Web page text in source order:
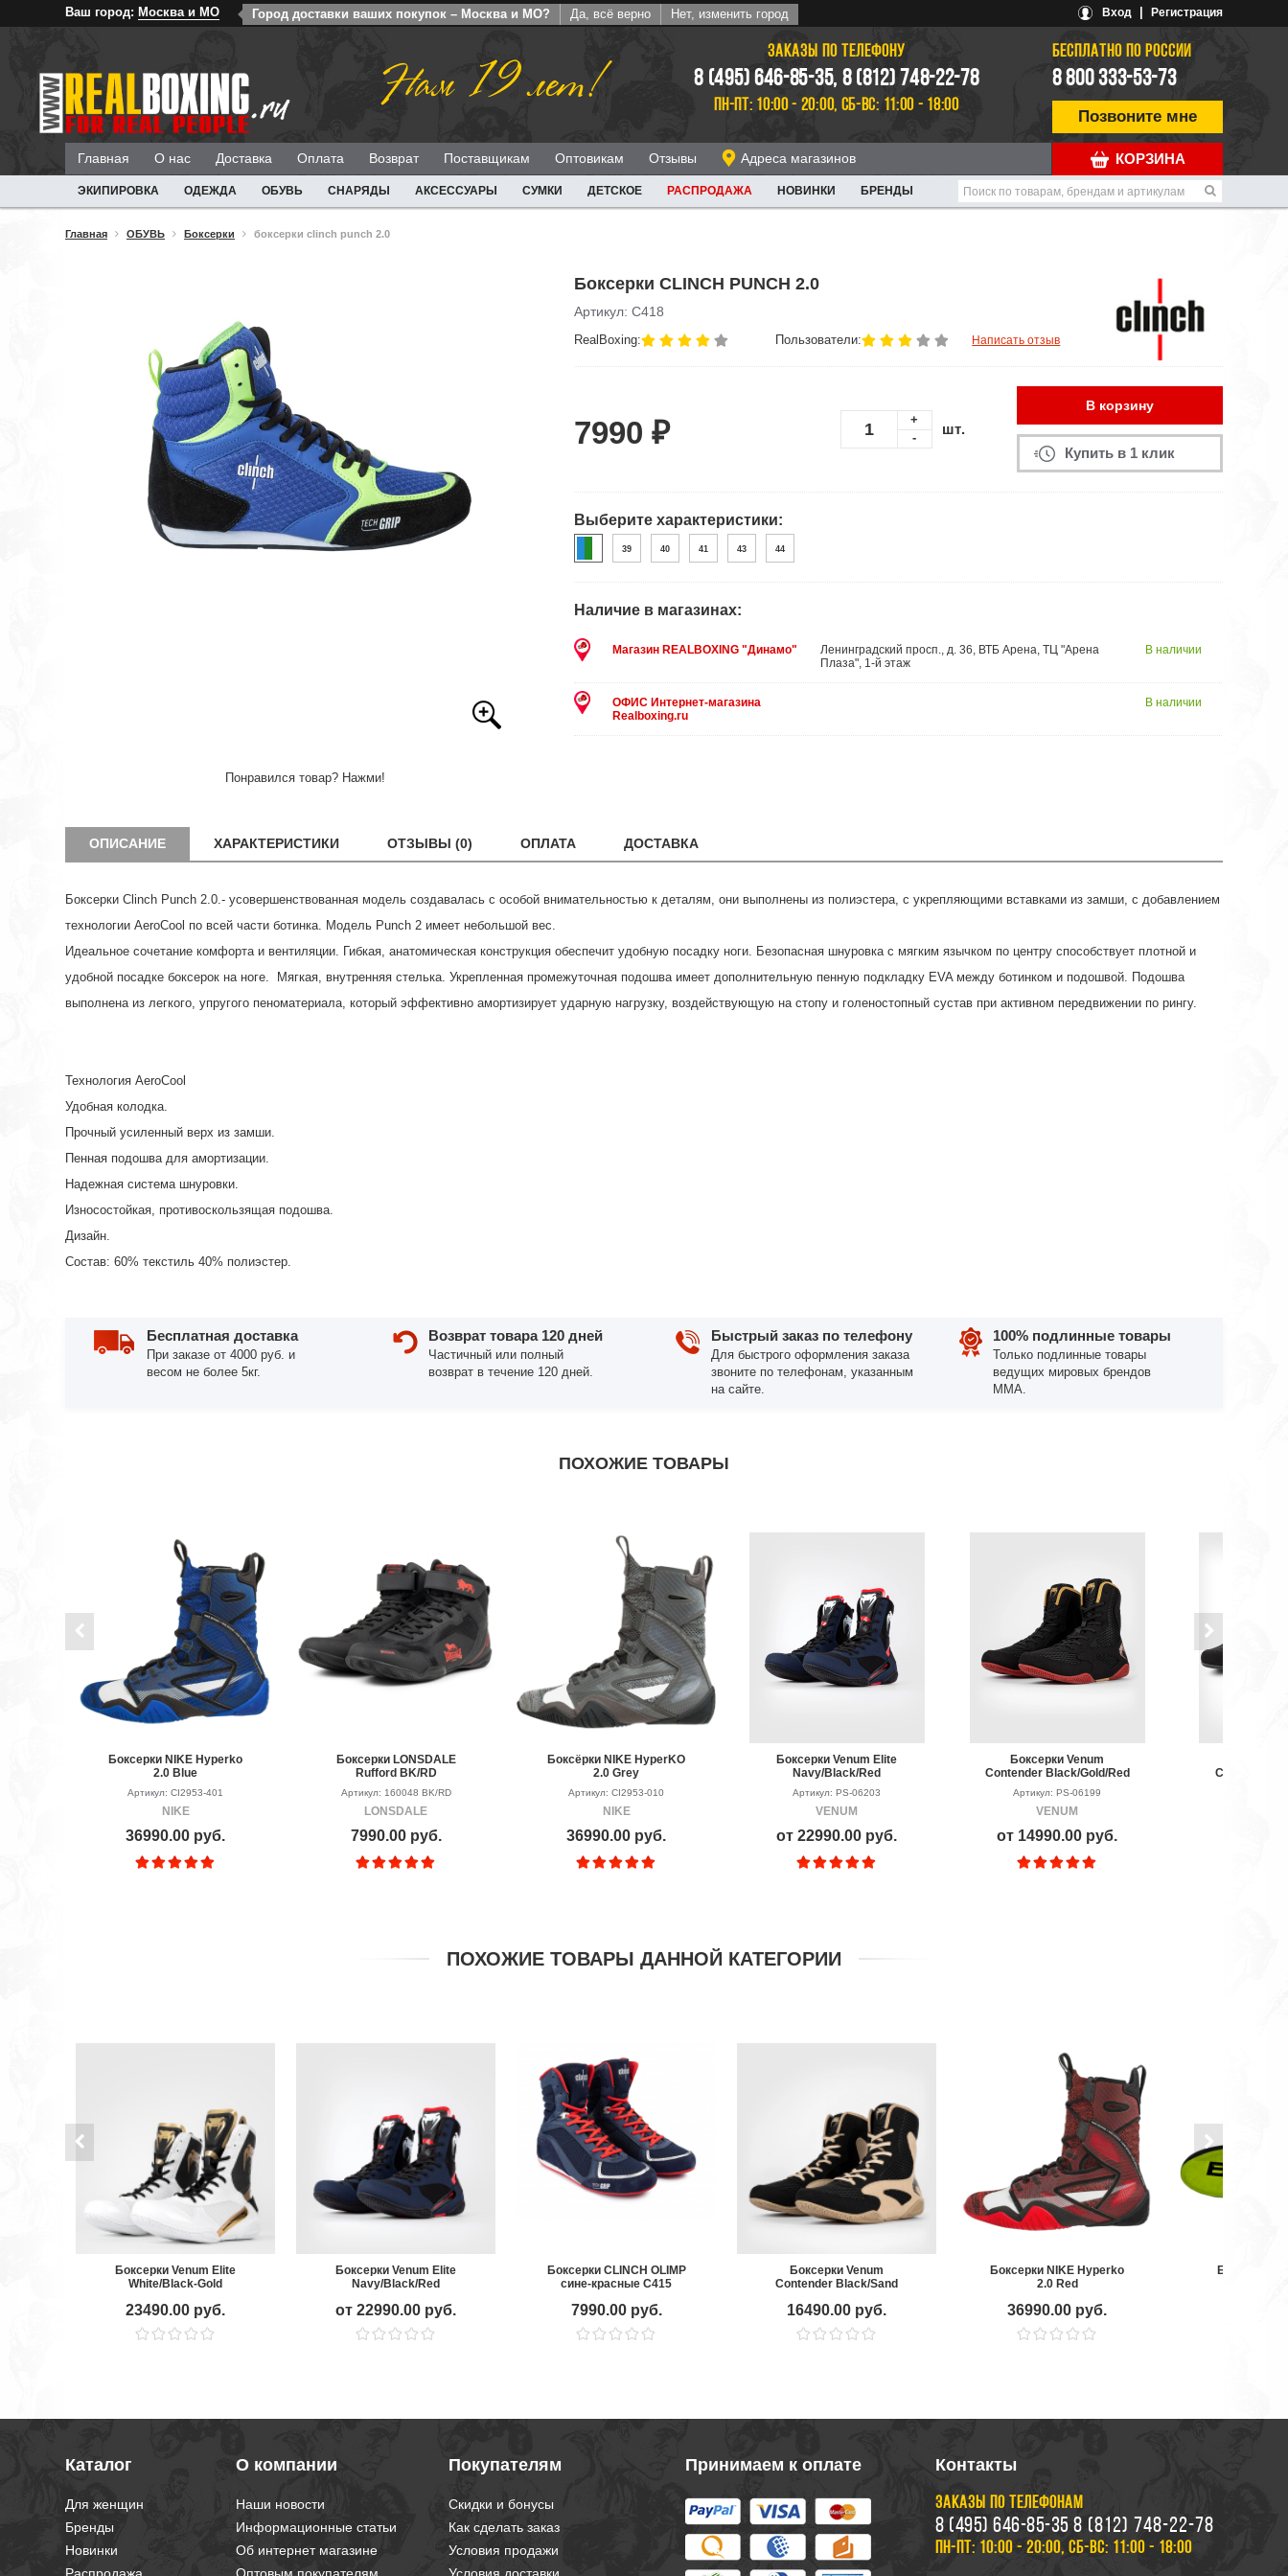
Ваш город: Москва и МО Город доставки ваших покупок – Москва и МО? Да, всё верно Нет, изменить город Вход Регистрация
Нам 19 лет! ЗАКАЗЫ ПО ТЕЛЕФОНУ
8 (495) 646-85-35, 8 (812) 748-22-78
ПН-ПТ: 10:00 - 20:00, СБ-ВС: 11:00 - 18:00
БЕСПЛАТНО ПО РОССИИ
8 800 333-53-73
Позвоните мне
КОРЗИНА
Главная О нас Доставка Оплата Возврат Поставщикам Оптовикам Отзывы Адреса магазинов
ЭКИПИРОВКА ОДЕЖДА ОБУВЬ СНАРЯДЫ АКСЕССУАРЫ СУМКИ ДЕТСКОЕ РАСПРОДАЖА НОВИНКИ БРЕНДЫ
Главная ОБУВЬ Боксерки боксерки clinch punch 2.0
Понравился товар? Нажми!
Боксерки CLINCH PUNCH 2.0
Артикул: C418
RealBoxing: Пользователи: Написать отзыв
7990 ₽
+
-
шт.
В корзину
Купить в 1 клик
Выберите характеристики:
39 40 41 43 44
Наличие в магазинах:
Магазин REALBOXING "Динамо"
Ленинградский просп., д. 36, ВТБ Арена, ТЦ "Арена
Плаза", 1-й этаж
В наличии
ОФИС Интернет-магазина
Realboxing.ru
В наличии
ОПИСАНИЕ ХАРАКТЕРИСТИКИ ОТЗЫВЫ (0) ОПЛАТА ДОСТАВКА
Боксерки Clinch Punch 2.0.- усовершенствованная модель создавалась с особой внимательностью к деталям, они выполнены из полиэстера, с укрепляющими вставками из замши, с добавлением
технологии AeroCool по всей части ботинка. Модель Punch 2 имеет небольшой вес.
Идеальное сочетание комфорта и вентиляции. Гибкая, анатомическая конструкция обеспечит удобную посадку ноги. Безопасная шнуровка с мягким язычком по центру способствует плотной и
удобной посадке боксерок на ноге. Мягкая, внутренняя стелька. Укрепленная промежуточная подошва имеет дополнительную пенную подкладку EVA между ботинком и подошвой. Подошва
выполнена из легкого, упругого пеноматериала, который эффективно амортизирует ударную нагрузку, воздействующую на стопу и голеностопный сустав при активном передвижении по рингу.
Технология AeroCool
Удобная колодка.
Прочный усиленный верх из замши.
Пенная подошва для амортизации.
Надежная система шнуровки.
Износостойкая, противоскользящая подошва.
Дизайн.
Состав: 60% текстиль 40% полиэстер.
Бесплатная доставка
При заказе от 4000 руб. и
весом не более 5кг.
Возврат товара 120 дней
Частичный или полный
возврат в течение 120 дней.
Быстрый заказ по телефону
Для быстрого оформления заказа
звоните по телефонам, указанным
на сайте.
100% подлинные товары
Только подлинные товары
ведущих мировых брендов
ММА.
ПОХОЖИЕ ТОВАРЫ
Боксерки NIKE Hyperko
2.0 Blue
Артикул: CI2953-401
NIKE
36990.00 руб.
Боксерки LONSDALE
Rufford BK/RD
Артикул: 160048 BK/RD
LONSDALE
7990.00 руб.
Боксёрки NIKE HyperKO
2.0 Grey
Артикул: CI2953-010
NIKE
36990.00 руб.
Боксерки Venum Elite
Navy/Black/Red
Артикул: PS-06203
VENUM
от 22990.00 руб.
Боксерки Venum
Contender Black/Gold/Red
Артикул: PS-06199
VENUM
от 14990.00 руб.
Contender
ПОХОЖИЕ ТОВАРЫ ДАННОЙ КАТЕГОРИИ
Боксерки Venum Elite
White/Black-Gold
23490.00 руб.
Боксерки Venum Elite
Navy/Black/Red
от 22990.00 руб.
Боксерки CLINCH OLIMP
сине-красные C415
7990.00 руб.
Боксерки Venum
Contender Black/Sand
16490.00 руб.
Боксерки NIKE Hyperko
2.0 Red
36990.00 руб.
Боксерки
Каталог
Для женщин
Бренды
Новинки
О компании
Наши новости
Информационные статьи
Об интернет магазине
Покупателям
Скидки и бонусы
Как сделать заказ
Условия продажи
Принимаем к оплате Контакты
ЗАКАЗЫ ПО ТЕЛЕФОНАМ
8 (495) 646-85-35 8 (812) 748-22-78
ПН-ПТ: 10:00 - 20:00, СБ-ВС: 11:00 - 18:00